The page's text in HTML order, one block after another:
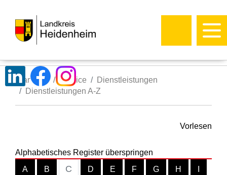
Startseite Service
Dienstleistungen
Dienstleistungen A-Z
Vorlesen
Alphabetisches Register überspringen
A
B C D E F G H